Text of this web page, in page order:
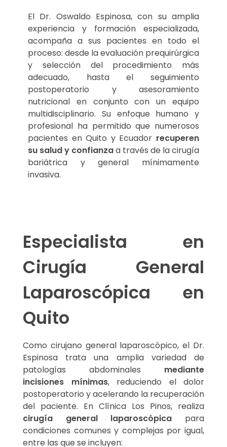
El Dr. Oswaldo Espinosa, con su amplia
experiencia y formación especializada,
acompaña a sus pacientes en todo el
proceso: desde la evaluación prequirúrgica
y selección del procedimiento más
adecuado, hasta el seguimiento
postoperatorio y asesoramiento
nutricional en conjunto con un equipo
multidisciplinario. Su enfoque humano y
profesional ha permitido que numerosos
pacientes en Quito y Ecuador recuperen
su salud y confianzaa través de la cirugía
bariátrica y general mínimamente
invasiva.
Especialista en
Cirugía General
Laparoscópica en
Quito
Como cirujano general laparoscópico, el Dr.
Espinosa trata una amplia variedad de
patologías abdominales mediante
incisiones mínimas, reduciendo el dolor
postoperatorio y acelerando la recuperación
del paciente. En Clínica Los Pinos, realiza
cirugía general laparoscópica para
condiciones comunes y complejas por igual,
entre las que se incluyen: